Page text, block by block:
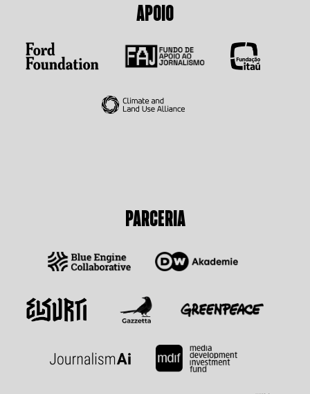
APOIO
PARCERIA